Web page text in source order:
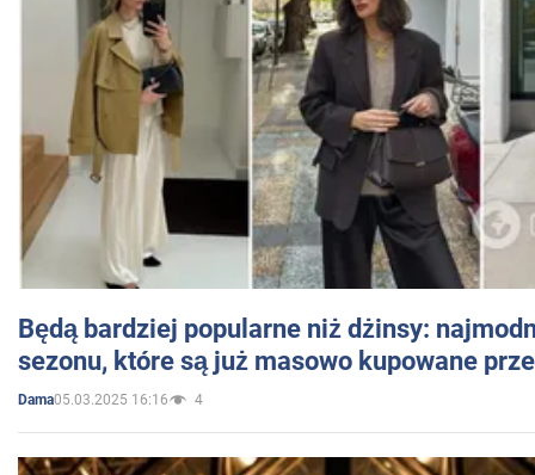
Będą bardziej popularne niż dżinsy:
sezonu, które są już masowo kupowane
Dama05.03.2025 16:16 4